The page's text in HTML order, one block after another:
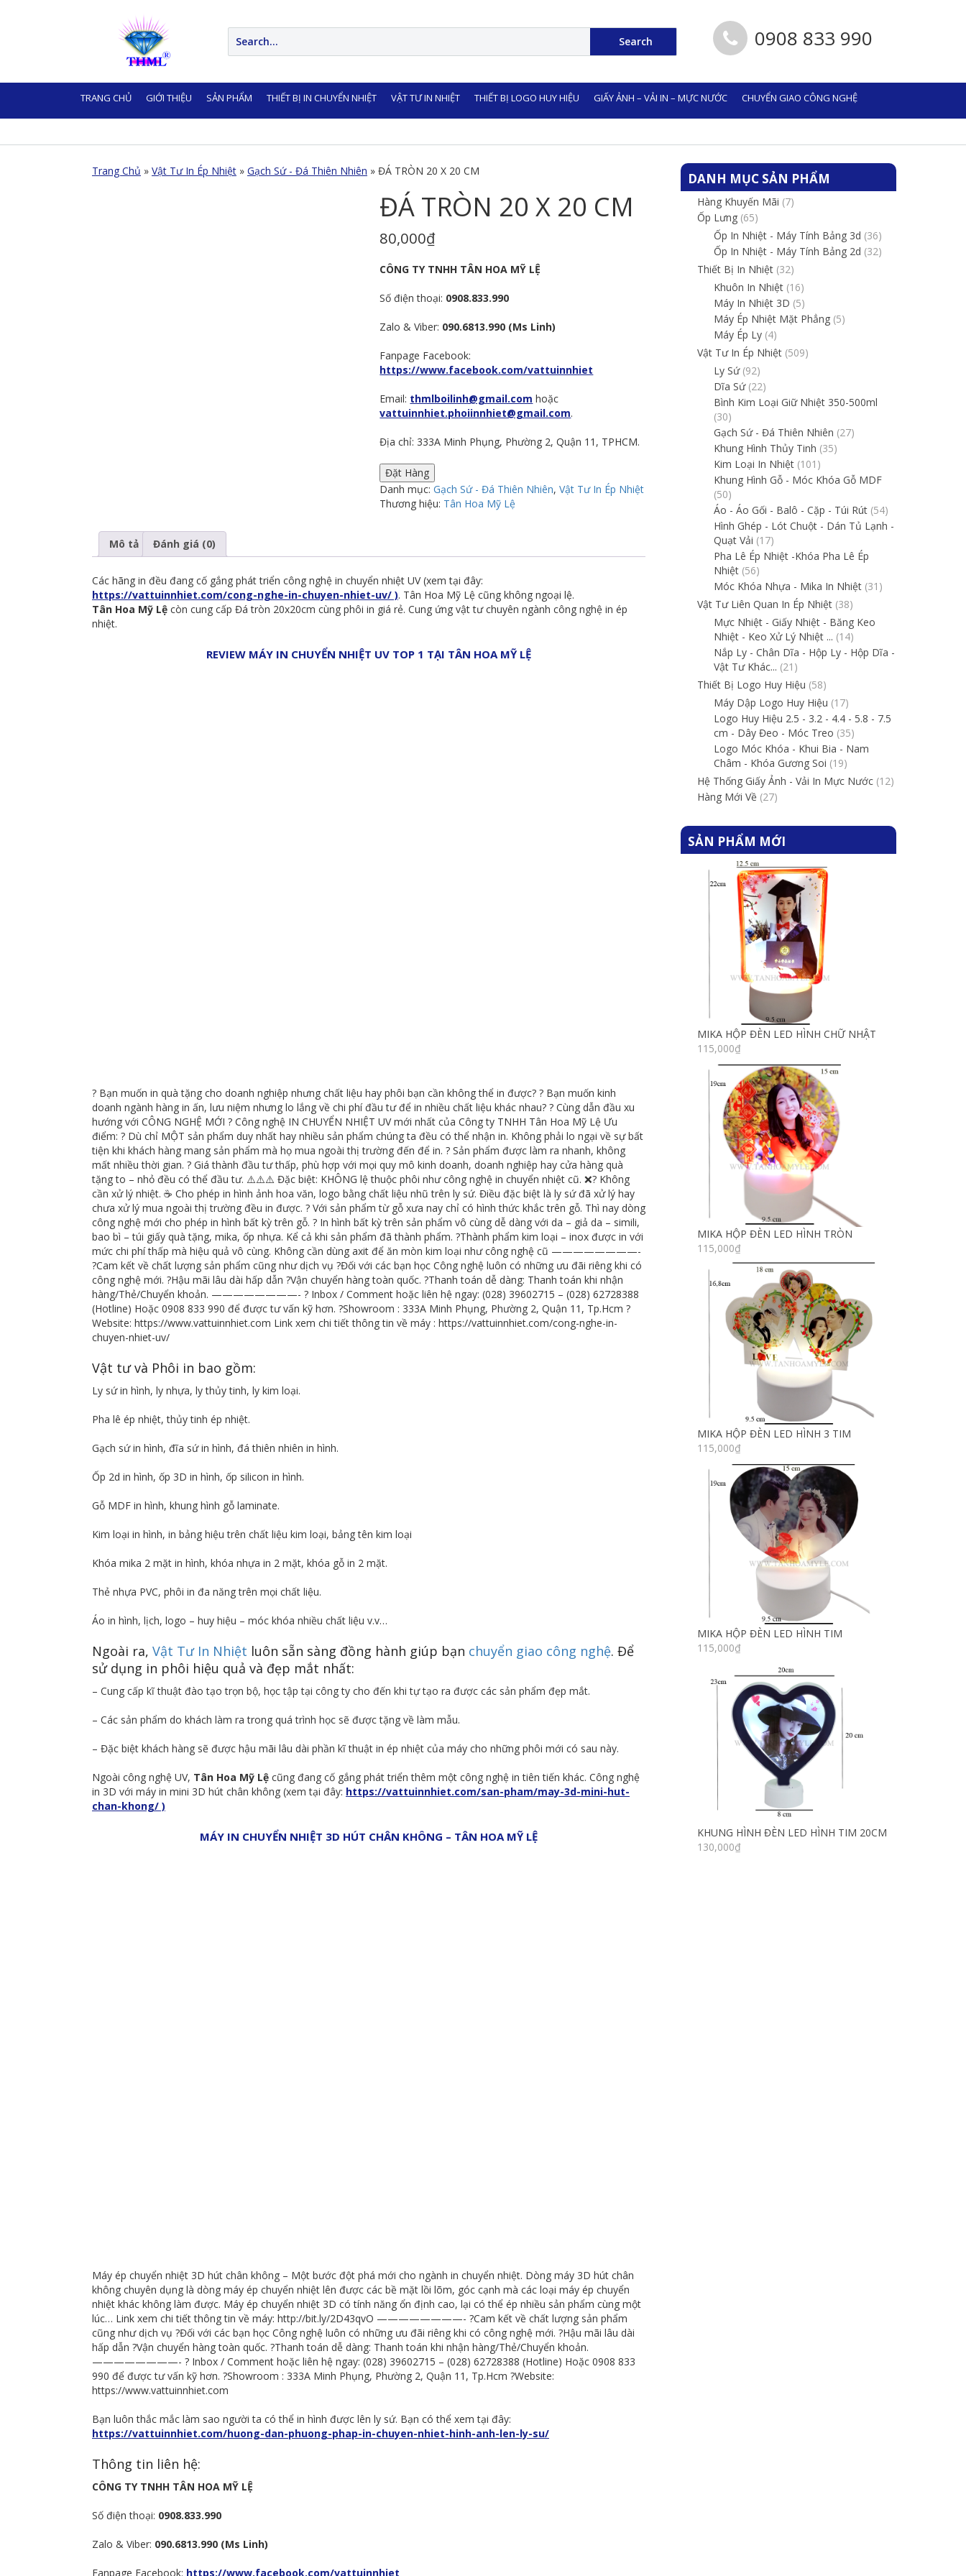
Search 0908 833 990
TRANG CHỦ GIỚI THIỆU SẢN PHẨM THIẾT BỊ IN CHUYỂN NHIỆT VẬT TƯ IN NHIỆT THIẾT BỊ LOGO HUY HIỆU GIẤY ẢNH – VẢI IN – MỰC NƯỚC CHUYỂN GIAO CÔNG NGHỆ
Trang Chủ » Vật Tư In Ép Nhiệt » Gạch Sứ - Đá Thiên Nhiên » ĐÁ TRÒN 20 X 20 CM
ĐÁ TRÒN 20 X 20 CM
80,000₫
CÔNG TY TNHH TÂN HOA MỸ LỆ
Số điện thoại: 0908.833.990
Zalo & Viber: 090.6813.990 (Ms Linh)
Fanpage Facebook:
https://www.facebook.com/vattuinnhiet
Email: thmlboilinh@gmail.com hoặc
vattuinnhiet.phoiinnhiet@gmail.com.
Địa chỉ: 333A Minh Phụng, Phường 2, Quận 11, TPHCM.
Đặt Hàng
Danh mục:Gạch Sứ - Đá Thiên Nhiên,Vật Tư In Ép Nhiệt
Thương hiệu: Tân Hoa Mỹ Lệ
Mô tả Đánh giá (0)
Các hãng in đều đang cố gắng phát triển công nghệ in chuyển nhiệt UV (xem tại đây:
https://vattuinnhiet.com/cong-nghe-in-chuyen-nhiet-uv/ ). Tân Hoa Mỹ Lệ cũng không ngoại lệ.
Tân Hoa Mỹ Lệ còn cung cấp Đá tròn 20x20cm cùng phôi in giá rẻ. Cung ứng vật tư chuyên ngành công nghệ in ép
nhiệt.
REVIEW MÁY IN CHUYỂN NHIỆT UV TOP 1 TẠI TÂN HOA MỸ LỆ
? Bạn muốn in quà tặng cho doanh nghiệp nhưng chất liệu hay phôi bạn cần không thể in được? ? Bạn muốn kinh
doanh ngành hàng in ấn, lưu niệm nhưng lo lắng về chi phí đầu tư để in nhiều chất liệu khác nhau? ? Cùng dẫn đầu xu
hướng với CÔNG NGHỆ MỚI ? Công nghệ IN CHUYỂN NHIỆT UV mới nhất của Công ty TNHH Tân Hoa Mỹ Lệ Ưu
điểm: ? Dù chỉ MỘT sản phẩm duy nhất hay nhiều sản phẩm chúng ta đều có thể nhận in. Không phải lo ngại về sự bất
tiện khi khách hàng mang sản phẩm mà họ mua ngoài thị trường đến để in. ? Sản phẩm được làm ra nhanh, không
mất nhiều thời gian. ? Giá thành đầu tư thấp, phù hợp với mọi quy mô kinh doanh, doanh nghiệp hay cửa hàng quà
tặng to – nhỏ đều có thể đầu tư. ⚠️⚠️⚠️ Đặc biệt: KHÔNG lệ thuộc phôi như công nghệ in chuyển nhiệt cũ. ❌? Không
cần xử lý nhiệt. ☕ Cho phép in hình ảnh hoa văn, logo bằng chất liệu nhũ trên ly sứ. Điều đặc biệt là ly sứ đã xử lý hay
chưa xử lý mua ngoài thị trường đều in được. ? Với sản phẩm từ gỗ xưa nay chỉ có hình thức khắc trên gỗ. Thì nay dòng
công nghệ mới cho phép in hình bất kỳ trên gỗ. ?️ In hình bất kỳ trên sản phẩm vô cùng dễ dàng với da – giả da – simili,
bao bì – túi giấy quà tặng, mika, ốp nhựa. Kể cả khi sản phẩm đã thành phẩm. ?Thành phẩm kim loại – inox được in với
mức chi phí thấp mà hiệu quả vô cùng. Không cần dùng axit để ăn mòn kim loại như công nghệ cũ ————————-
?Cam kết về chất lượng sản phẩm cũng như dịch vụ ?Đối với các bạn học Công nghệ luôn có những ưu đãi riêng khi có
công nghệ mới. ?Hậu mãi lâu dài hấp dẫn ?Vận chuyển hàng toàn quốc. ?Thanh toán dễ dàng: Thanh toán khi nhận
hàng/Thẻ/Chuyển khoản. ————————- ? Inbox / Comment hoặc liên hệ ngay: (028) 39602715 – (028) 62728388
(Hotline) Hoặc 0908 833 990 để được tư vấn kỹ hơn. ?Showroom : 333A Minh Phụng, Phường 2, Quận 11, Tp.Hcm ?
Website: https://www.vattuinnhiet.com Link xem chi tiết thông tin về máy : https://vattuinnhiet.com/cong-nghe-in-
chuyen-nhiet-uv/
Vật tư và Phôi in bao gồm:
Ly sứ in hình, ly nhựa, ly thủy tinh, ly kim loại.
Pha lê ép nhiệt, thủy tinh ép nhiệt.
Gạch sứ in hình, đĩa sứ in hình, đá thiên nhiên in hình.
Ốp 2d in hình, ốp 3D in hình, ốp silicon in hình.
Gỗ MDF in hình, khung hình gỗ laminate.
Kim loại in hình, in bảng hiệu trên chất liệu kim loại, bảng tên kim loại
Khóa mika 2 mặt in hình, khóa nhựa in 2 mặt, khóa gỗ in 2 mặt.
Thẻ nhựa PVC, phôi in đa năng trên mọi chất liệu.
Áo in hình, lịch, logo – huy hiệu – móc khóa nhiều chất liệu v.v…
Ngoài ra, Vật Tư In Nhiệt luôn sẵn sàng đồng hành giúp bạn chuyển giao công nghệ. Để
sử dụng in phôi hiệu quả và đẹp mắt nhất:
– Cung cấp kĩ thuật đào tạo trọn bộ, học tập tại công ty cho đến khi tự tạo ra được các sản phẩm đẹp mắt.
– Các sản phẩm do khách làm ra trong quá trình học sẽ được tặng về làm mẫu.
– Đặc biệt khách hàng sẽ được hậu mãi lâu dài phần kĩ thuật in ép nhiệt của máy cho những phôi mới có sau này.
Ngoài công nghệ UV, Tân Hoa Mỹ Lệ cũng đang cố gắng phát triển thêm một công nghệ in tiên tiến khác. Công nghệ
in 3D với máy in mini 3D hút chân không (xem tại đây: https://vattuinnhiet.com/san-pham/may-3d-mini-hut-
chan-khong/ )
MÁY IN CHUYỂN NHIỆT 3D HÚT CHÂN KHÔNG – TÂN HOA MỸ LỆ
Máy ép chuyển nhiệt 3D hút chân không – Một bước đột phá mới cho ngành in chuyển nhiệt. Dòng máy 3D hút chân
không chuyên dụng là dòng máy ép chuyển nhiệt lên được các bề mặt lồi lõm, góc cạnh mà các loại máy ép chuyển
nhiệt khác không làm được. Máy ép chuyển nhiệt 3D có tính năng ổn định cao, lại có thể ép nhiều sản phẩm cùng một
lúc… Link xem chi tiết thông tin về máy: http://bit.ly/2D43qvO ————————- ?Cam kết về chất lượng sản phẩm
cũng như dịch vụ ?Đối với các bạn học Công nghệ luôn có những ưu đãi riêng khi có công nghệ mới. ?Hậu mãi lâu dài
hấp dẫn ?Vận chuyển hàng toàn quốc. ?Thanh toán dễ dàng: Thanh toán khi nhận hàng/Thẻ/Chuyển khoản.
————————- ? Inbox / Comment hoặc liên hệ ngay: (028) 39602715 – (028) 62728388 (Hotline) Hoặc 0908 833
990 để được tư vấn kỹ hơn. ?Showroom : 333A Minh Phụng, Phường 2, Quận 11, Tp.Hcm ?Website:
https://www.vattuinnhiet.com
Bạn luôn thắc mắc làm sao người ta có thể in hình được lên ly sứ. Bạn có thể xem tại đây:
https://vattuinnhiet.com/huong-dan-phuong-phap-in-chuyen-nhiet-hinh-anh-len-ly-su/
Thông tin liên hệ:
CÔNG TY TNHH TÂN HOA MỸ LỆ
Số điện thoại: 0908.833.990
Zalo & Viber: 090.6813.990 (Ms Linh)
Fanpage Facebook: https://www.facebook.com/vattuinnhiet
DANH MỤC SẢN PHẨM
Hàng Khuyến Mãi (7)
Ốp Lưng (65)
Ốp In Nhiệt - Máy Tính Bảng 3d (36)
Ốp In Nhiệt - Máy Tính Bảng 2d (32)
Thiết Bị In Nhiệt (32)
Khuôn In Nhiệt (16)
Máy In Nhiệt 3D (5)
Máy Ép Nhiệt Mặt Phẳng (5)
Máy Ép Ly (4)
Vật Tư In Ép Nhiệt (509)
Ly Sứ (92)
Dĩa Sứ (22)
Bình Kim Loại Giữ Nhiệt 350-500ml
(30)
Gạch Sứ - Đá Thiên Nhiên (27)
Khung Hình Thủy Tinh (35)
Kim Loại In Nhiệt (101)
Khung Hình Gỗ - Móc Khóa Gỗ MDF
(50)
Áo - Áo Gối - Balô - Cặp - Túi Rút (54)
Hình Ghép - Lót Chuột - Dán Tủ Lạnh -
Quạt Vải (17)
Pha Lê Ép Nhiệt -Khóa Pha Lê Ép
Nhiệt (56)
Móc Khóa Nhựa - Mika In Nhiệt (31)
Vật Tư Liên Quan In Ép Nhiệt (38)
Mực Nhiệt - Giấy Nhiệt - Băng Keo
Nhiệt - Keo Xử Lý Nhiệt ... (14)
Nắp Ly - Chân Dĩa - Hộp Ly - Hộp Dĩa -
Vật Tư Khác... (21)
Thiết Bị Logo Huy Hiệu (58)
Máy Dập Logo Huy Hiệu (17)
Logo Huy Hiệu 2.5 - 3.2 - 4.4 - 5.8 - 7.5
cm - Dây Đeo - Móc Treo (35)
Logo Móc Khóa - Khui Bia - Nam
Châm - Khóa Gương Soi (19)
Hệ Thống Giấy Ảnh - Vải In Mực Nước (12)
Hàng Mới Về (27)
SẢN PHẨM MỚI
MIKA HỘP ĐÈN LED HÌNH CHỮ NHẬT
115,000₫
MIKA HỘP ĐÈN LED HÌNH TRÒN
115,000₫
MIKA HỘP ĐÈN LED HÌNH 3 TIM
115,000₫
MIKA HỘP ĐÈN LED HÌNH TIM
115,000₫
KHUNG HÌNH ĐÈN LED HÌNH TIM 20CM
130,000₫